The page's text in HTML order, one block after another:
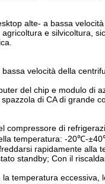
alte- a bassa
e silvicoltura,
velocità della
del chip e modulo di
di CA di grande
compressore di
temperatura: -20℃-
rapidamente alla
standby; Con il
temperatura